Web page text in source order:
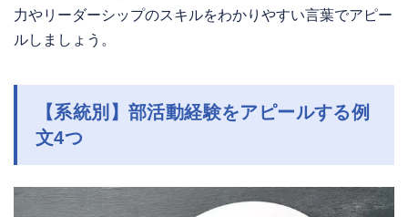
力やリーダーシップのスキルをわかりやすい言葉でアピー
ルしましょう。
【系統別】部活動経験をアピールする例
文4つ